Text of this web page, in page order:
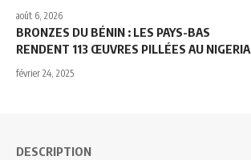
août 6, 2026
BRONZES DU BÉNIN : LES PAYS-BAS
RENDENT 113 ŒUVRES PILLÉES AU NIGERIA
février 24, 2025
DESCRIPTION